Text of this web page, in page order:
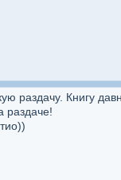
раздачу. Книгу
раздаче!